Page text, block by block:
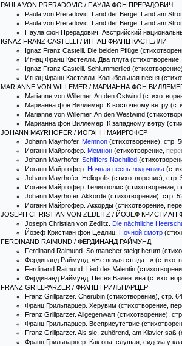
PAULA VON PRERADOVIC / ПАУЛА ФОН ПРЕРАДОВИЧ
Paula von Preradovic. Land der Berge, Land am
Paula von Preradovic. Land der Berge, Land am
Паула фон Прерадович. Австрийский
IGNAZ FRANZ CASTELLI / ИГНАЦ ФРАНЦ КАСТЕЛЛИ
Ignaz Franz Castelli. Die beiden Pflüge
Игнац Франц Кастелли. Два плуга
Ignaz Franz Castelli. Schlummerlied
Игнац Франц Кастелли. Колыбельная песня
MARIANNE VON WILLEMER / МАРИАННА ФОН
Marianne von Willemer. An den Ostwind
Марианна фон Виллемер. К восточному ветру
Marianne von Willemer. An den Westwind
Марианна фон Виллемер. К западному ветру
JOHANN MAYRHOFER / ИОГАНН МАЙРГОФЕР
Johann Mayrhofer. Memnon (стихотворение), стр.
Иоганн Майргофер. Мемнон (стихотворение,
Johann Mayrhofer. Schiffers Nachtlied
Иоганн Майргофер. Ночная песнь лодочника
Johann Mayrhofer. Heliopolis (стихотворение), стр.
Иоганн Майргофер. Гелиополис (стихотворение,
Johann Mayrhofer. Akkorde (стихотворение), стр.
Иоганн Майргофер. Аккорды (стихотворение,
JOSEPH CHRISTIAN VON ZEDLITZ / ЙОЗЕФ
Joseph Christian von Zedlitz. Die nächtliche
Йозеф Кристиан фон Цедлиц. Ночной смотр
FERDINAND RAIMUND / ФЕРДИНАНД РАЙМУНД
Ferdinand Raimund. So mancher steigt herum
Фердинанд Раймунд. «Не ведая стыда...»
Ferdinand Raimund. Lied des Valentin
Фердинанд Раймунд. Песня Валентина
FRANZ GRILLPARZER / ФРАНЦ ГРИЛЬПАРЦЕР
Franz Grillparzer. Cherubin (стихотворение), стр. 64
Франц Грильпарцер. Херувим (стихотворение,
Franz Grillparzer. Allgegenwart (стихотворение),
Франц Грильпарцер. Всеприсутствие
Franz Grillparzer. Als sie, zuhörend, am Klavier saß
Франц Грильпарцер. Как она, слушая, сидела у